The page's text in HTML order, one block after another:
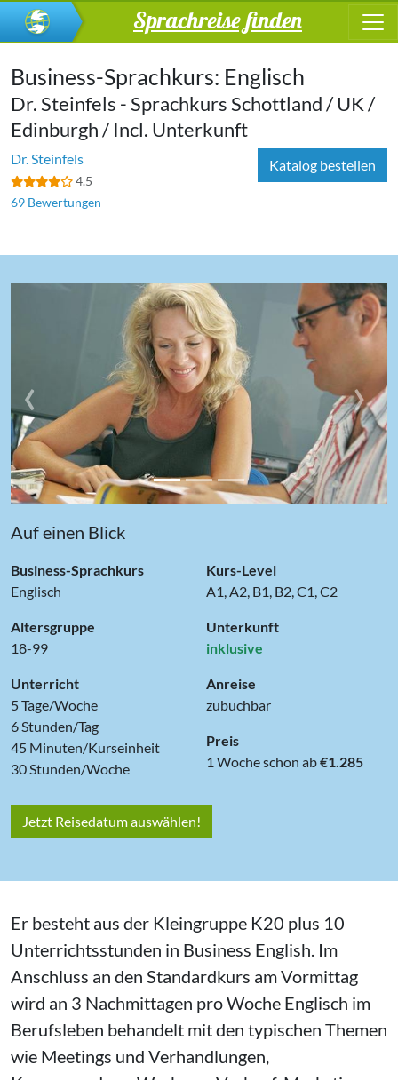
Sprachreise finden
Business-Sprachkurs: Englisch
Dr. Steinfels - Sprachkurs Schottland / UK /
Edinburgh / Incl. Unterkunft
Dr. Steinfels
4.5
69 Bewertungen
Katalog bestellen
‹ ›
Auf einen Blick
Business-Sprachkurs
Englisch
Altersgruppe
18-99
Unterricht
5 Tage/Woche
6 Stunden/Tag
45 Minuten/Kurseinheit
30 Stunden/Woche
Kurs-Level
A1, A2, B1, B2, C1, C2
Unterkunft
inklusive
Anreise
zubuchbar
Preis
1 Woche schon ab€1.285
Jetzt Reisedatum auswählen!
Er besteht aus der Kleingruppe K20 plus 10
Unterrichtsstunden in Business English. Im
Anschluss an den Standardkurs am Vormittag
wird an 3 Nachmittagen pro Woche Englisch im
Berufsleben behandelt mit den typischen Themen
wie Meetings und Verhandlungen,